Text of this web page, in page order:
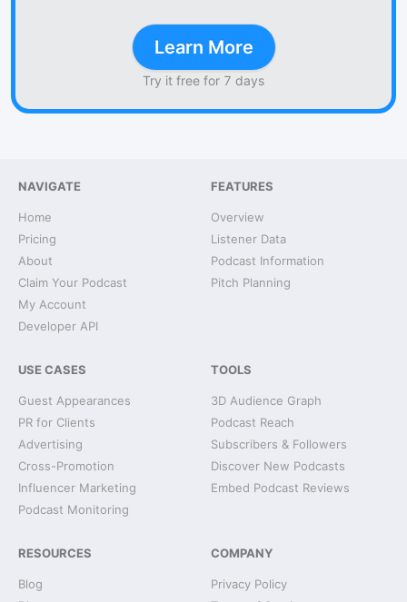
Learn More
Try it free for 7 days
NAVIGATE
Home
Pricing
About
Claim Your Podcast
My Account
Developer API
FEATURES
Overview
Listener Data
Podcast Information
Pitch Planning
USE CASES
Guest Appearances
PR for Clients
Advertising
Cross-Promotion
Influencer Marketing
Podcast Monitoring
TOOLS
3D Audience Graph
Podcast Reach
Subscribers & Followers
Discover New Podcasts
Embed Podcast Reviews
RESOURCES
Blog
COMPANY
Privacy Policy